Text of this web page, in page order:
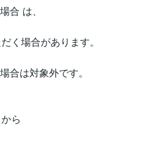
合 は、
く場合があります。
合は対象外です。
ら